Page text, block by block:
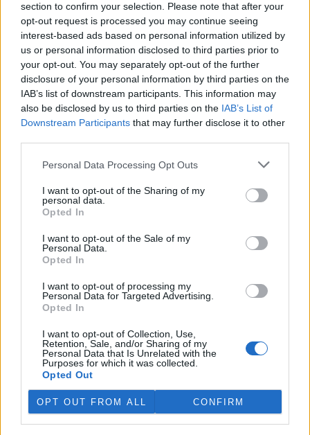
section to confirm your selection. Please note that after your
opt-out request is processed you may continue seeing
interest-based ads based on personal information utilized by
us or personal information disclosed to third parties prior to
your opt-out. You may separately opt-out of the further
disclosure of your personal information by third parties on the
IAB’s list of downstream participants. This information may
also be disclosed by us to third parties on the IAB’s List of
Downstream Participants that may further disclose it to other
Personal Data Processing Opt Outs
I want to opt-out of the Sharing of my
personal data.
Opted In
I want to opt-out of the Sale of my
Personal Data.
Opted In
I want to opt-out of processing my
Personal Data for Targeted Advertising.
Opted In
I want to opt-out of Collection, Use,
Retention, Sale, and/or Sharing of my
Personal Data that Is Unrelated with the
Purposes for which it was collected.
Opted Out
OPT OUT FROM ALL CONFIRM
Ředitelé odborů i mluvčí se z ČIŽP rozhodli odejít z
vlastní vůle, řekl Straka
6.8.2026 15:22 (ČTK)
Ředitel odboru vnitřních
služeb Matěj Mrlina, vedoucí
služebního úřadu Oldřich
Jarolím a tisková mluvčí Miriam
Loužecká končí na České
inspekci životního prostředí (ČIŽP) z vlastní iniciativy. Na dotaz ČTK
to napsal nový ředitel inspekce Pavel Straka (za Motoristy). O jejich
Veterináři v horku ošetřují více zvířat, ohrožení jsou psi
se zploštělým čumákem
6.8.2026 15:15 (ČTK
vedrech ošetřují více zvířat.
krátkou lebkou a zploštělým
čumákem, jako jsou například mopsi nebo buldočci, starší jedinci a
zvířata se srdečním onemocněním. Jejich majitelé pro ně
dehydrataci nebo kolapsu. ČTK to sdělila viceprezidentka Komory
veterinárních lékařů ČR Kateřina Valdhans.
Do Prahy dorazili jezdci cyklistické štafety, míří na
konferenci o klimatu
6.8.2026 15:08 | PRAHA (ČTK)
Diskuse: 2